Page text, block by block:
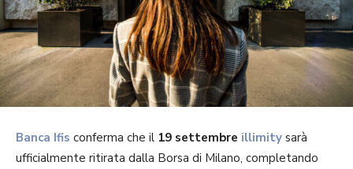
Banca Ifis conferma che il 19 settembre illimity sarà
ufficialmente ritirata dalla Borsa di Milano, completando